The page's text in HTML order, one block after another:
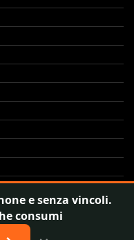
e senza vincoli.
consumi